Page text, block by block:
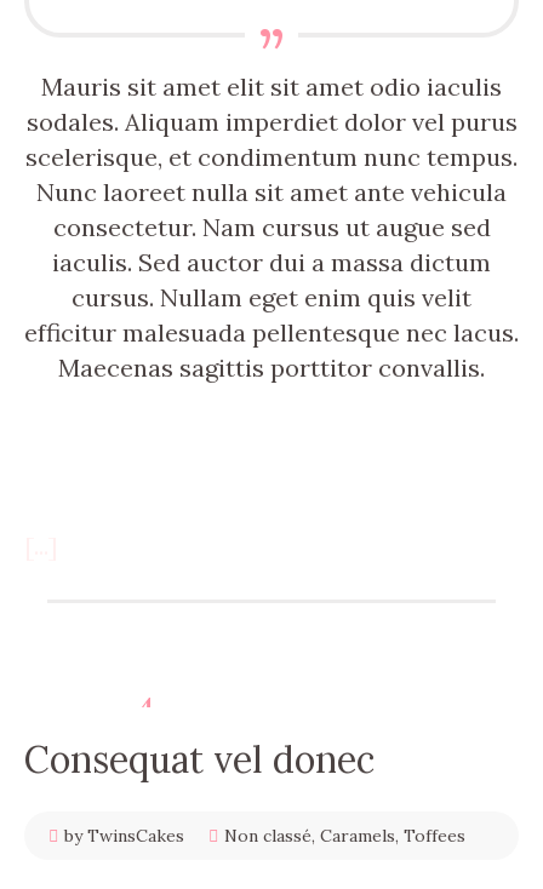
Mauris sit amet elit sit amet odio iaculis
sodales. Aliquam imperdiet dolor vel purus
scelerisque, et condimentum nunc tempus.
Nunc laoreet nulla sit amet ante vehicula
consectetur. Nam cursus ut augue sed
iaculis. Sed auctor dui a massa dictum
cursus. Nullam eget enim quis velit
efficitur malesuada pellentesque nec lacus.
Maecenas sagittis porttitor convallis.
4
2017
Consequat vel donec
by TwinsCakes Non classé, Caramels, Toffees